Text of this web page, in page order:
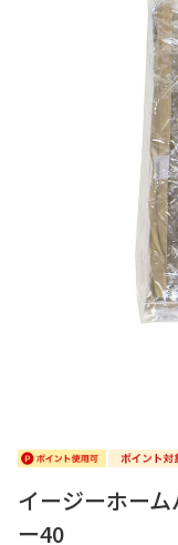
イージーホー
ー40